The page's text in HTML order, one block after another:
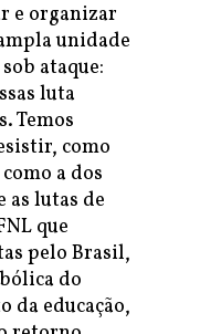
e organizar
unidade
ataque:
luta
Temos
como
a dos
as lutas de
que
pelo Brasil,
do
da educação,